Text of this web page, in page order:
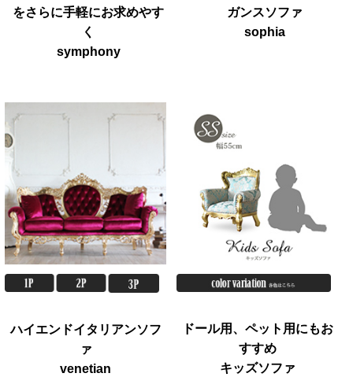
をさらに手軽にお求めやす
く
symphony
ガンスソファ
sophia
ハイエンドイタリアンソフ
ァ
venetian
ドール用、ペット用にもお
すすめ
キッズソファ